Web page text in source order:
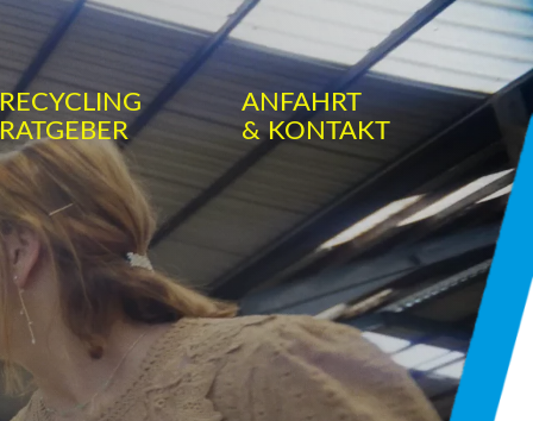
RECYCLING
RATGEBER
ANFAHRT
& KONTAKT